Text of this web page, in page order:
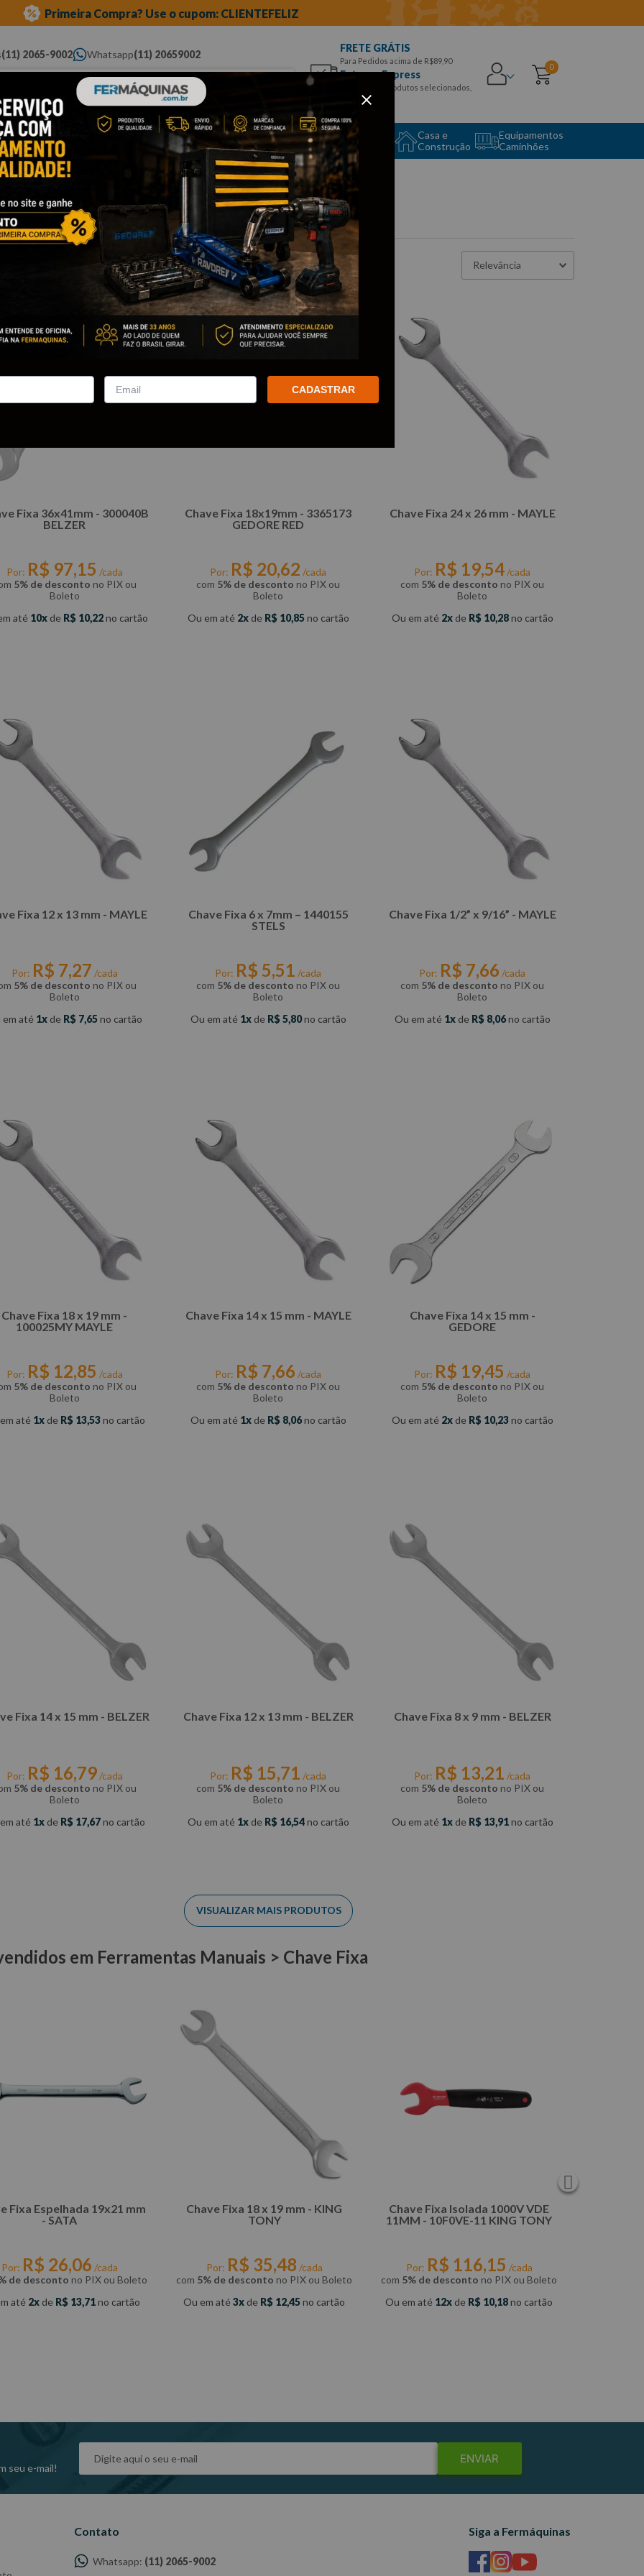
Primeira Compra? Use o cupom: CLIENTEFELIZ
(11) 2065-9002 Whatsapp(11) 20659002
você procura...
FRETE GRÁTIS
Para Pedidos acima de R$89,90
Entrega Express
para CEPS e produtos selecionados,
Aproveite!
0
Ferramentas
Ferramentas
Automotivas Especiais
Equipamento
Auto Center
Casa e
Construção
Equipamentos
Caminhões
Relevância
Fixa 36x41mm - 300040B
BELZER
Por: R$ 97,15 /cada
5% de desconto no PIX ou
Boleto
até 10 de R$ 10,22no cartão
Chave Fixa 18x19mm - 3365173
GEDORE RED
Por: R$ 20,62 /cada
com 5% de desconto no PIX ou
Boleto
Ou em até 2 de R$ 10,85no cartão
Chave Fixa 24 x 26 mm - MAYLE
Por: R$ 19,54/cada
com 5% de desconto no PIX ou
Boleto
Ou em até 2 de R$ 10,28no cartão
Fixa 12 x 13 mm - MAYLE
Por: R$ 7,27 /cada
5% de desconto no PIX ou
Boleto
em até 1 de R$ 7,65no cartão
Chave Fixa 6 x 7mm – 1440155
STELS
Por: R$ 5,51 /cada
com 5% de desconto no PIX ou
Boleto
Ou em até 1 de R$5,80no cartão
Chave Fixa 1/2” x 9/16” - MAYLE
Por: R$ 7,66 /cada
com 5% de desconto no PIX ou
Boleto
Ou em até 1 de R$ 8,06no cartão
Chave Fixa 18 x 19 mm -
100025MY MAYLE
Por: R$ 12,85 /cada
5% de desconto no PIX ou
Boleto
até 1 de R$ 13,53no cartão
Chave Fixa 14 x 15 mm - MAYLE
Por: R$ 7,66 /cada
com 5% de desconto no PIX ou
Boleto
Ou em até 1 de R$ 8,06no cartão
Chave Fixa 14 x 15 mm -
GEDORE
Por: R$ 19,45 /cada
com 5% de desconto no PIX ou
Boleto
Ou em até 2 de R$ 10,23no cartão
Fixa 14 x 15 mm - BELZER
Por: R$ 16,79/cada
5% de desconto no PIX ou
Boleto
até 1 de R$ 17,67no cartão
Chave Fixa 12 x 13 mm - BELZER
Por: R$ 15,71 /cada
com 5% de desconto no PIX ou
Boleto
Ou em até 1 de R$ 16,54no cartão
Chave Fixa 8 x 9 mm - BELZER
Por: R$ 13,21 /cada
com 5% de desconto no PIX ou
Boleto
Ou em até 1 de R$ 13,91no cartão
em Ferramentas Manuais > Chave Fixa
Fixa Espelhada 19x21 mm
- SATA
Por: R$ 26,06 /cada
de desconto no PIX ou Boleto
até 2 de R$ 13,71no cartão
Chave Fixa 18 x 19 mm - KING
TONY
Por: R$ 35,48 /cada
com 5% de desconto no PIX ou Boleto
Ou em até 3 de R$ 12,45no cartão
Chave Fixa Isolada 1000V VDE
11MM - 10F0VE-11 KING TONY
Por: R$ 116,15 /cada
com 5% de desconto no PIX ou Boleto
Ou em até 12 de R$ 10,18no cartão
seu e-mail!
ENVIAR
Contato
Whatsapp: (11) 2065-9002
Siga a Fermáquinas
CADASTRAR